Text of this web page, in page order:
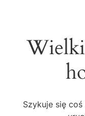
Szykuje się